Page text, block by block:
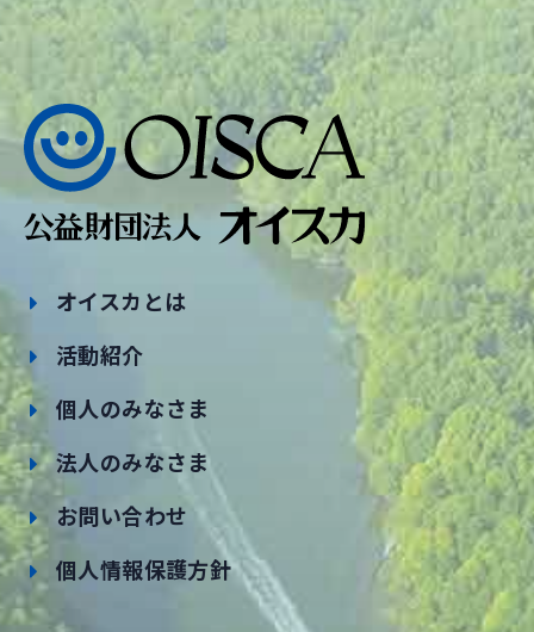
オイスカとは
活動紹介
個人のみなさま
法人のみなさま
お問い合わせ
個人情報保護方針